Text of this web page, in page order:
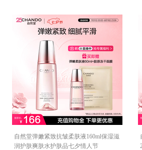
自然堂弹嫩紧致抗皱柔肤液160ml保湿滋
润护肤爽肤水护肤品七夕情人节